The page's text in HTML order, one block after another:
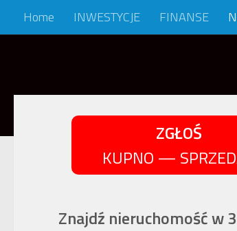
Skip to content
Home INWESTYCJE FINANSE
ZGŁOŚ
KUPNO —
Znajdź nieruchomość w